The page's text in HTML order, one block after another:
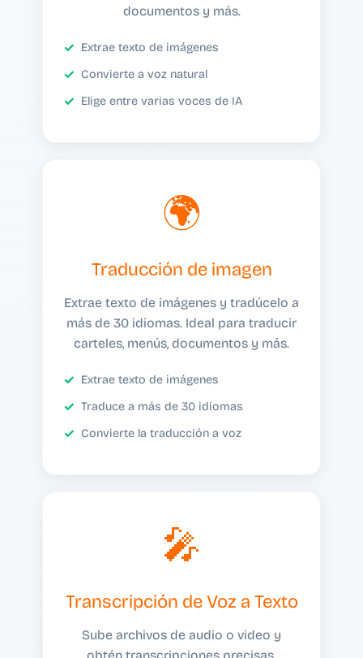
documentos y más.
Extrae texto de imágenes
Convierte a voz natural
Elige entre varias voces de IA
🌍
Traducción de imagen
Extrae texto de imágenes y tradúcelo a
más de 30 idiomas. Ideal para traducir
carteles, menús, documentos y más.
Extrae texto de imágenes
Traduce a más de 30 idiomas
Convierte la traducción a voz
🎤
Transcripción de Voz a Texto
Sube archivos de audio o video y